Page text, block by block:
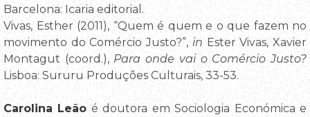
Barcelona: Icaria editorial.
Vivas, Esther (2011), “Quem é quem e o que fazem no
movimento do Comércio Justo?”, in Ester Vivas, Xavier
Montagut (coord.), Para onde vai o Comércio Justo?
Lisboa: Sururu Produções Culturais, 33-53.
Carolina Leão é doutora em Sociologia Económica e